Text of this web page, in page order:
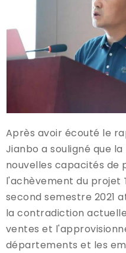
Après avoir écouté le
Jianbo a souligné que
nouvelles capacités de
l'achèvement du projet
second semestre 2021
la contradiction
ventes et
départements et les